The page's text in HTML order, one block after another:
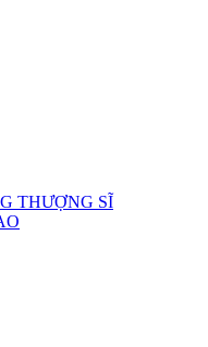
THƯỢNG SĨ